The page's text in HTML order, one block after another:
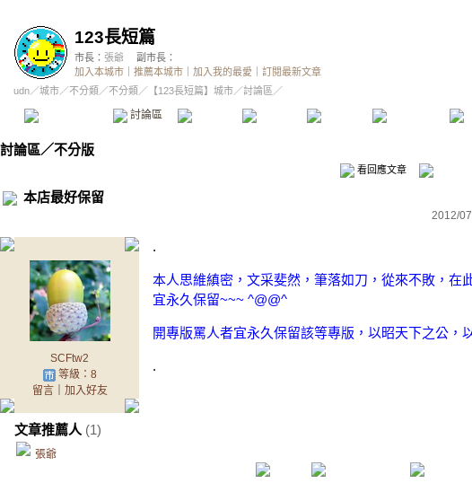
123長短篇
市長： 張爺
副市長：
加入本城市
推薦本城市 加入我的最愛
訂閱最新文章
udn／城市／不分類 ／不分類 ／ 【123長短篇】城市／討論區／
討論區 精華區 投票區 影像館
討論區／不分版
看回應文章
本店最好保留
2012/
SCFtw2
等級：8
留言｜ 加入好友
文章推薦人 (1)
張爺
.
本人思維縝密，文采斐然，筆落如刀，從來不敗，在
宜永久保留~~~ ^@@^
開專版罵人者宜永久保留該等專版，以昭天下之公，
.